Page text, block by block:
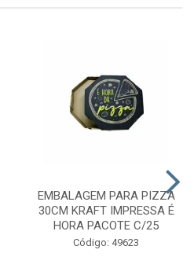
EMBALAGEM PARA PIZZA
30CM KRAFT IMPRESSA É
HORA PACOTE C/25
Código: 49623